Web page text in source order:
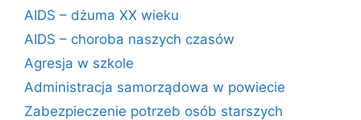
AIDS – dżuma XX wieku
AIDS – choroba naszych czasów
Agresja w szkole
Administracja samorządowa w powiecie
Zabezpieczenie potrzeb osób starszych